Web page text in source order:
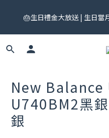
領券中心領，
🎂生日禮金大放送 | 生日當
🎟️ 免運券來了！每月 25 號準
New Balance
U740BM2黑
銀